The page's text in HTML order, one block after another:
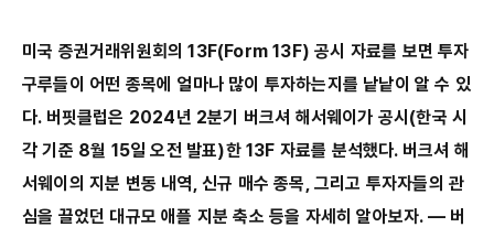
미국 증권거래위원회의 13F(Form 13F) 공시 자료를 보면 투자
구루들이 어떤 종목에 얼마나 많이 투자하는지를 낱낱이 알 수 있
다. 버핏클럽은 2024년 2분기 버크셔 해서웨이가 공시(한국 시
각 기준 8월 15일 오전 발표)한 13F 자료를 분석했다. 버크셔 해
서웨이의 지분 변동 내역, 신규 매수 종목, 그리고 투자자들의 관
심을 끌었던 대규모 애플 지분 축소 등을 자세히 알아보자. ― 버